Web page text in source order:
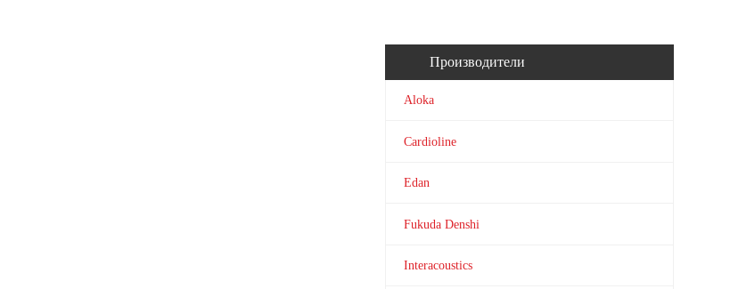
Производители
Aloka
Cardioline
Edan
Fukuda Denshi
Interacoustics